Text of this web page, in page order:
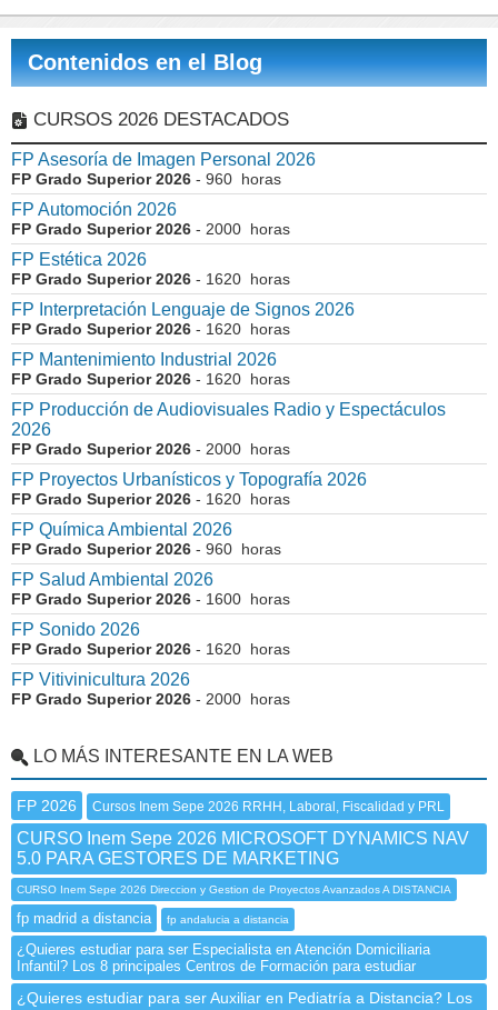
Contenidos en el Blog
CURSOS 2026 DESTACADOS
FP Asesoría de Imagen Personal 2026
FP Grado Superior 2026 - 960 horas
FP Automoción 2026
FP Grado Superior 2026 - 2000 horas
FP Estética 2026
FP Grado Superior 2026 - 1620 horas
FP Interpretación Lenguaje de Signos 2026
FP Grado Superior 2026 - 1620 horas
FP Mantenimiento Industrial 2026
FP Grado Superior 2026 - 1620 horas
FP Producción de Audiovisuales Radio y Espectáculos
2026
FP Grado Superior 2026 - 2000 horas
FP Proyectos Urbanísticos y Topografía 2026
FP Grado Superior 2026 - 1620 horas
FP Química Ambiental 2026
FP Grado Superior 2026 - 960 horas
FP Salud Ambiental 2026
FP Grado Superior 2026 - 1600 horas
FP Sonido 2026
FP Grado Superior 2026 - 1620 horas
FP Vitivinicultura 2026
FP Grado Superior 2026 - 2000 horas
LO MÁS INTERESANTE EN LA WEB
FP 2026 Cursos Inem Sepe 2026 RRHH, Laboral, Fiscalidad y PRL
CURSO Inem Sepe 2026 MICROSOFT DYNAMICS NAV
5.0 PARA GESTORES DE MARKETING
CURSO Inem Sepe 2026 Direccion y Gestion de Proyectos Avanzados A DISTANCIA
fp madrid a distancia fp andalucia a distancia
¿Quieres estudiar para ser Especialista en Atención Domiciliaria
Infantil? Los 8 principales Centros de Formación para estudiar
¿Quieres estudiar para ser Auxiliar en Pediatría a Distancia? Los